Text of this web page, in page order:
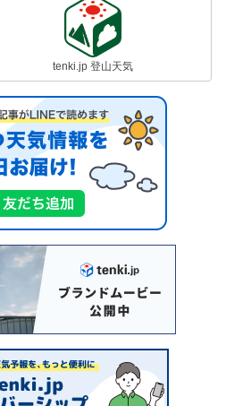
tenki.jp 登山天気